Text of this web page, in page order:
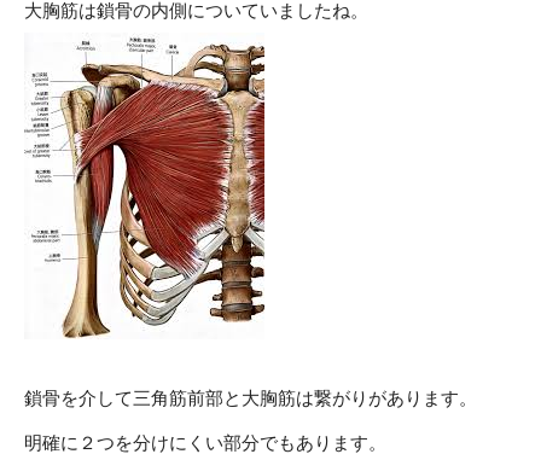
大胸筋は鎖骨の内側についていましたね。
鎖骨を介して三角筋前部と大胸筋は繋がりがあります。
明確に２つを分けにくい部分でもあります。